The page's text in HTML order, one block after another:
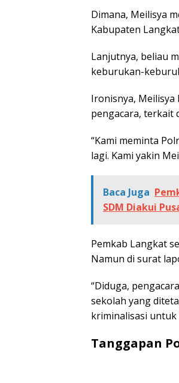
Dimana, Meilisya
Kabupaten
Lanjutnya, beliau
keburukan-
Ironisnya,
pengacara, terkait
“Kami meminta
lagi. Kami yakin
Baca Juga
SDM Diakui
Pemkab Langkat
Namun di surat
“Diduga,
sekolah yang
kriminalisasi untuk
Tanggapan